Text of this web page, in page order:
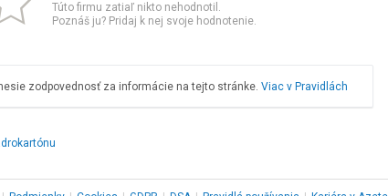
Túto firmu zatiaľ nikto nehodnotil.
Poznáš ju? Pridaj k nej svoje hodnotenie.
zodpovednosť za informácie na tejto stránke. Viac v Pravidlách